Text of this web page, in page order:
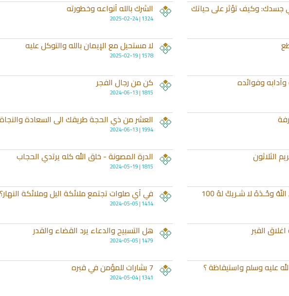
جسدك: وكيف تؤثر على حياتك الشرك بالله أنواعه وخطورته
1324 | 2025-02-24
لا مستحيل مع الإيمان بالله والتوكل عليه
1578 | 2025-02-19
وفوائده كن من رجال الفجر
1815 | 2024-06-13
العشر من ذي الحجة طريقك الى السعادة والنجاة
1994 | 2024-06-13
الثلاثون الدرة المصونة - خلق الله كله يرتدي الحجاب
1815 | 2024-05-19
فضل من قال لا إلهَ إلاّ اللّهُ وحْـدَهُ لا شَـريكَ لهُ 100 في أي صلوات تجتمع ملائكة اليل وملائكة النهار؟
1414 | 2024-05-05
القبر هل التسبيح والدعاء يرد القضاء والقدر
1479 | 2024-05-05
عليه وسلم واستيقاظة ؟ 7 بشارات للمؤمن في قبره
1341 | 2024-05-04
القرآن صوت الى اللغة
7157 | 2024-05-29
اللغة الفارسية
الترجمات الصوتية لمعاني
القرآن Mp3
اللغة
الترجمات الصوتية
القرآن Mp3
للقرآن الكريم الشيخ راديو الشيخ صلاح الهاشم للقران
الكريم